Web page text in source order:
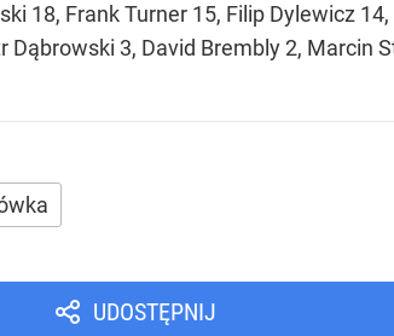
18, Frank Turner 15, Filip Dylewicz
Dąbrowski 3, David Brembly 2, Marcin
UDOSTĘPNIJ